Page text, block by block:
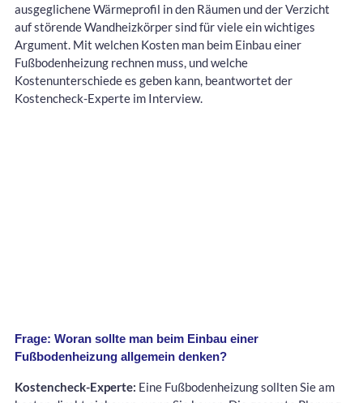
ausgeglichene Wärmeprofil in den Räumen und der Verzicht
auf störende Wandheizkörper sind für viele ein wichtiges
Argument. Mit welchen Kosten man beim Einbau einer
Fußbodenheizung rechnen muss, und welche
Kostenunterschiede es geben kann, beantwortet der
Kostencheck-Experte im Interview.
Frage: Woran sollte man beim Einbau einer
Fußbodenheizung allgemein denken?
Kostencheck-Experte: Eine Fußbodenheizung sollten Sie am